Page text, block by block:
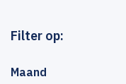
Filter op:
Maand